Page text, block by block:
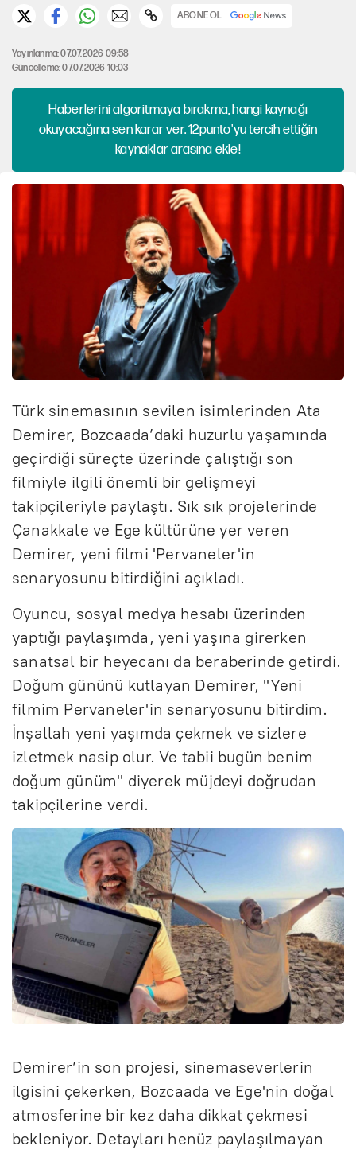
ABONE OL
Yayınlanma: 07.07.2026 09:58
Güncelleme: 07.07.2026 10:03
Haberlerini algoritmaya bırakma, hangi kaynağı
okuyacağına sen karar ver. 12punto'yu tercih ettiğin
kaynaklar arasına ekle!
Türk sinemasının sevilen isimlerinden Ata
Demirer, Bozcaada’daki huzurlu yaşamında
geçirdiği süreçte üzerinde çalıştığı son
filmiyle ilgili önemli bir gelişmeyi
takipçileriyle paylaştı. Sık sık projelerinde
Çanakkale ve Ege kültürüne yer veren
Demirer, yeni filmi 'Pervaneler'in
senaryosunu bitirdiğini açıkladı.
Oyuncu, sosyal medya hesabı üzerinden
yaptığı paylaşımda, yeni yaşına girerken
sanatsal bir heyecanı da beraberinde getirdi.
Doğum gününü kutlayan Demirer, "Yeni
filmim Pervaneler'in senaryosunu bitirdim.
İnşallah yeni yaşımda çekmek ve sizlere
izletmek nasip olur. Ve tabii bugün benim
doğum günüm" diyerek müjdeyi doğrudan
takipçilerine verdi.
Demirer’in son projesi, sinemaseverlerin
ilgisini çekerken, Bozcaada ve Ege'nin doğal
atmosferine bir kez daha dikkat çekmesi
bekleniyor. Detayları henüz paylaşılmayan